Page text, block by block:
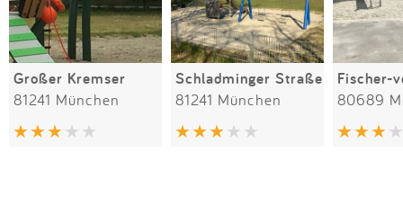
Großer Kremser
81241 München
Schladminger Straße
81241 München 80689